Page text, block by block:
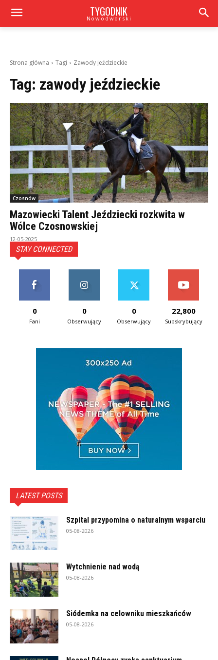
TYGODNIK
Nowodworski
Strona główna Tagi Zawody jeździeckie
Tag: zawody jeździeckie
Czosnów
Mazowiecki Talent Jeździecki rozkwita w
Wólce Czosnowskiej
12-05-2025
STAY CONNECTED
0
Fani
0
Obserwujący
0
Obserwujący
22,800
Subskrybujący
LATEST POSTS
Szpital przypomina o naturalnym wsparciu
05-08-2026
Wytchnienie nad wodą
05-08-2026
Siódemka na celowniku mieszkańców
05-08-2026